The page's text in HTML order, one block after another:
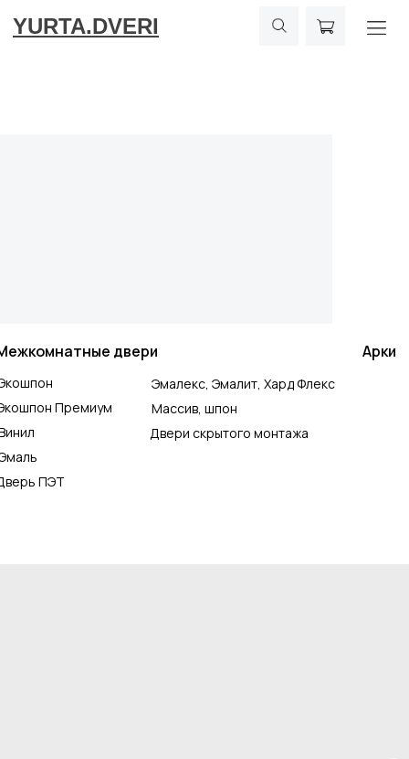
YURTA.DVERI
ПЭТ
Премиум
Двери скрытого монтажа
Массив, шпон
Эмалекс, Эмалит, Хард Флекс
Арки
двери